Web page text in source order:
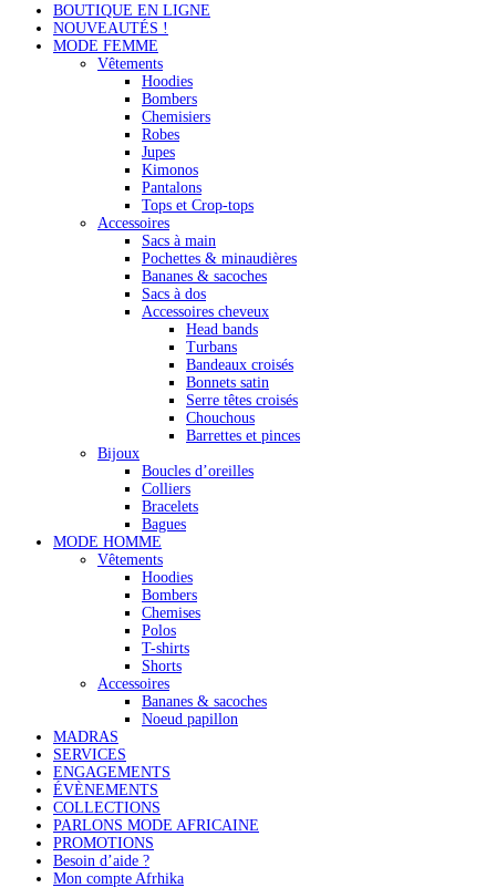
BOUTIQUE EN LIGNE
NOUVEAUTÉS !
MODE FEMME
Vêtements
Hoodies
Bombers
Chemisiers
Robes
Jupes
Kimonos
Pantalons
Tops et Crop-tops
Accessoires
Sacs à main
Pochettes & minaudières
Bananes & sacoches
Sacs à dos
Accessoires cheveux
Head bands
Turbans
Bandeaux croisés
Bonnets satin
Serre têtes croisés
Chouchous
Barrettes et pinces
Bijoux
Boucles d’oreilles
Colliers
Bracelets
Bagues
MODE HOMME
Vêtements
Hoodies
Bombers
Chemises
Polos
T-shirts
Shorts
Accessoires
Bananes & sacoches
Noeud papillon
MADRAS
SERVICES
ENGAGEMENTS
ÉVÈNEMENTS
COLLECTIONS
PARLONS MODE AFRICAINE
PROMOTIONS
Besoin d’aide ?
Mon compte Afrhika